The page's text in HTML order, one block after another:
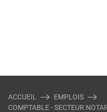
ACCUEIL
EMPLOIS
COMPTABLE - SECTEUR